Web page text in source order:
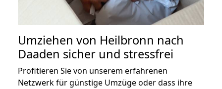
Umziehen von Heilbronn nach
Daaden sicher und stressfrei
Profitieren Sie von unserem erfahrenen
Netzwerk für günstige Umzüge oder dass ihre